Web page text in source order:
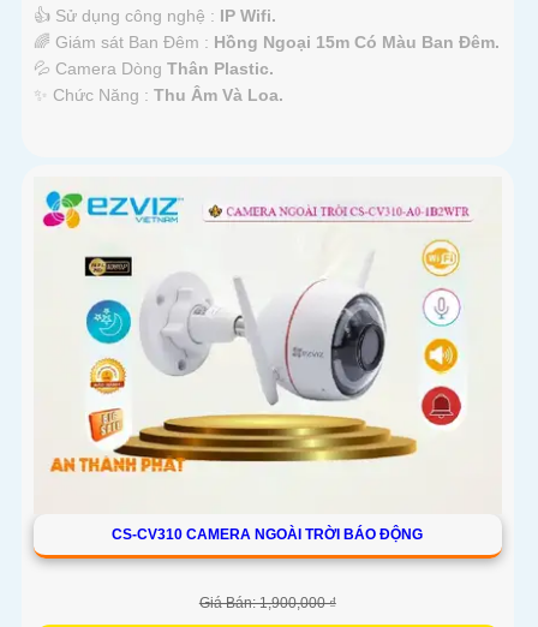
👍 Sử dụng công nghệ : IP Wifi.
🌈 Giám sát Ban Đêm : Hồng Ngoại 15m Có Màu Ban Ðêm.
💦 Camera Dòng Thân Plastic.
️✨ Chức Năng : Thu Âm Và Loa.
CS-CV310 CAMERA NGOÀI TRỜI BÁO ĐỘNG
Giá Bán: 1,900,000 ₫